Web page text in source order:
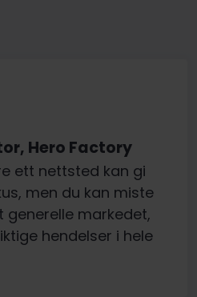
Hero Factory
ett nettsted kan gi
men du kan miste
markedet,
hendelser i hele